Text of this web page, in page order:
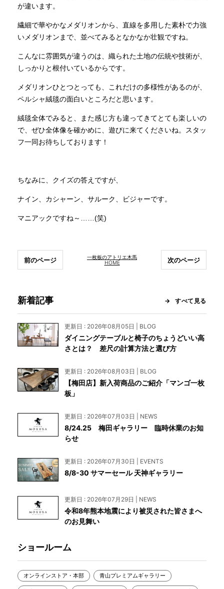
が違います。
繊細で華やかなメダリオンから、直線を多用した素朴で力強
いメダリオンまで、並べてみるとなかなか壮観ですね。
こんなに雰囲気が違うのは、織られた土地の伝統や技術が、
しっかりと根付いているからです。
メダリオンひとつとっても、これだけの多様性があるのが、
ペルシャ絨毯の面白いところだと思います。
絨毯全体でみると、また感じ方も違ってきてとても楽しいの
で、ぜひ全体像を確かめに、遊びに来てくださいね。スタッ
フ一同お待ちしております！
ちなみに、クイズの答えですが、
ナイン、カシャーン、サルーク、ビジャーです。
マニアックですね～……(笑)
一枚板のアトリエ木馬
HOME
前のページ 次のページ
新着記事 すべて見る
更新日 : 2026年08月05日 | BLOG
ダイニングテーブルと椅子のちょうどいい高
さとは？ 差尺の計算方法と選び方
更新日 : 2026年08月03日 | BLOG
【梅田店】新入荷商品のご紹介「マンゴ一枚
板」
更新日 : 2026年07月03日 | NEWS
8/24.25 梅田ギャラリー 臨時休業のお知
らせ
更新日 : 2026年07月30日 | EVENTS
8/8-30 サマーセール 天神ギャラリー
更新日 : 2026年07月29日 | NEWS
令和8年熊本地震により被災された皆さまへ
のお見舞い
ショールーム
オンラインストア・本部 青山プレミアムギャラリー